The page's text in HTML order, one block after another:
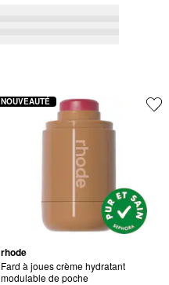
rhode
Fard à joues crème hydratant
modulable de poche
NOUVEAUTÉ